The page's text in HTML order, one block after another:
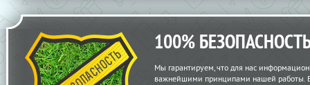
100%
Мы гарантируем, что для нас
важнейшими принципами нашей работы.